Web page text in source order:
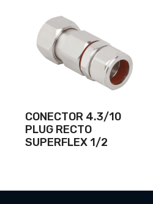
CONECTOR 4.3/10
PLUG RECTO
SUPERFLEX 1/2